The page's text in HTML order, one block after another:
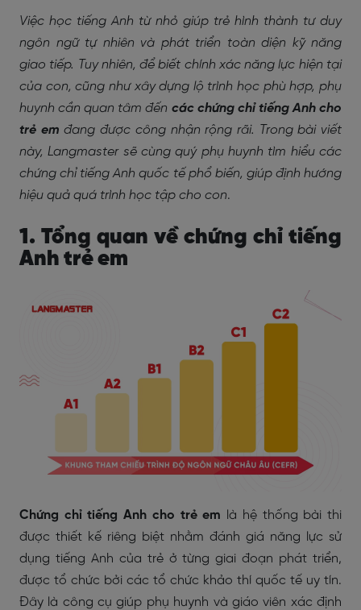
Việc học tiếng Anh từ nhỏ giúp trẻ hình thành tư duy
ngôn ngữ tự nhiên và phát triển toàn diện kỹ năng
giao tiếp. Tuy nhiên, để biết chính xác năng lực hiện tại
của con, cũng như xây dựng lộ trình học phù hợp, phụ
huynh cần quan tâm đến các chứng chỉ tiếng Anh cho
trẻ em đang được công nhận rộng rãi. Trong bài viết
này, Langmaster sẽ cùng quý phụ huynh tìm hiểu các
chứng chỉ tiếng Anh quốc tế phổ biến, giúp định hướng
hiệu quả quá trình học tập cho con.
1. Tổng quan về chứng chỉ tiếng
Anh trẻ em
Chứng chỉ tiếng Anh cho trẻ em là hệ thống bài thi
được thiết kế riêng biệt nhằm đánh giá năng lực sử
dụng tiếng Anh của trẻ ở từng giai đoạn phát triển,
được tổ chức bởi các tổ chức khảo thí quốc tế uy tín.
Đây là công cụ giúp phụ huynh và giáo viên xác định